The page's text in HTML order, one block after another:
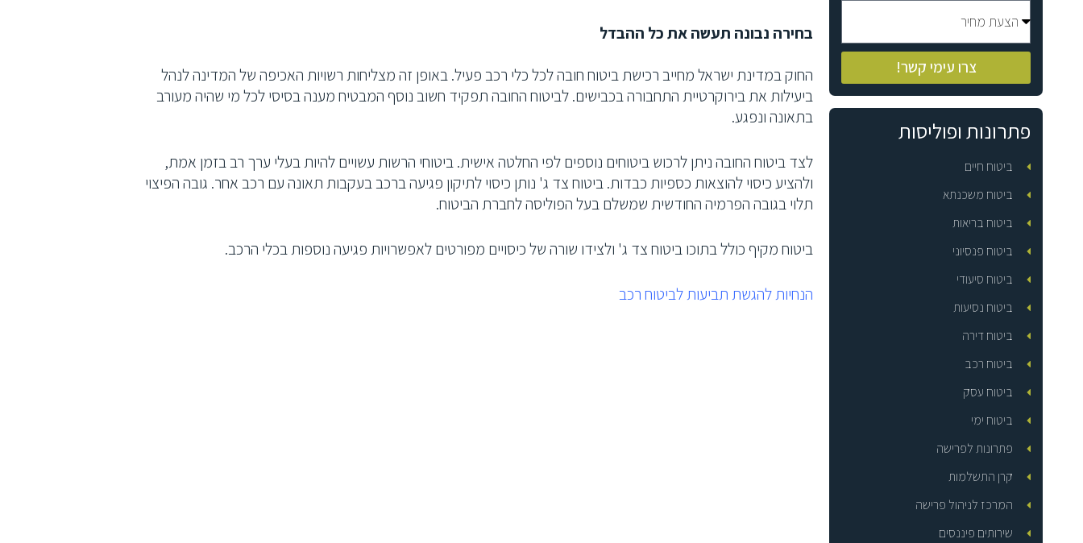
צרו עימי קשר!
פתרונות ופוליסות
ביטוח חיים
ביטוח משכנתא
ביטוח בריאות
ביטוח פנסיוני
ביטוח סיעודי
ביטוח נסיעות
ביטוח דירה
ביטוח רכב
ביטוח עסק
ביטוח ימי
פתרונות לפרישה
קרן התשלמות
המרכז לניהול פרישה
שירותים פיננסים
בחירה נבונה תעשה את כל ההבדל
החוק במדינת ישראל מחייב רכישת ביטוח חובה לכל כלי רכב פעיל. באופן זה מצליחות רשויות האכיפה של המדינה לנהל
ביעילות את בירוקרטיית התחבורה בכבישים. לביטוח החובה תפקיד חשוב נוסף המבטיח מענה בסיסי לכל מי שהיה מעורב
בתאונה ונפגע.
לצד ביטוח החובה ניתן לרכוש ביטוחים נוספים לפי החלטה אישית. ביטוחי הרשות עשויים להיות בעלי ערך רב בזמן אמת,
ולהציע כיסוי להוצאות כספיות כבדות. ביטוח צד ג' נותן כיסוי לתיקון פגיעה ברכב בעקבות תאונה עם רכב אחר. גובה הפיצוי
תלוי בגובה הפרמיה החודשית שמשלם בעל הפוליסה לחברת הביטוח.
ביטוח מקיף כולל בתוכו ביטוח צד ג' ולצידו שורה של כיסויים מפורטים לאפשרויות פגיעה נוספות בכלי הרכב.
הנחיות להגשת תביעות לביטוח רכב